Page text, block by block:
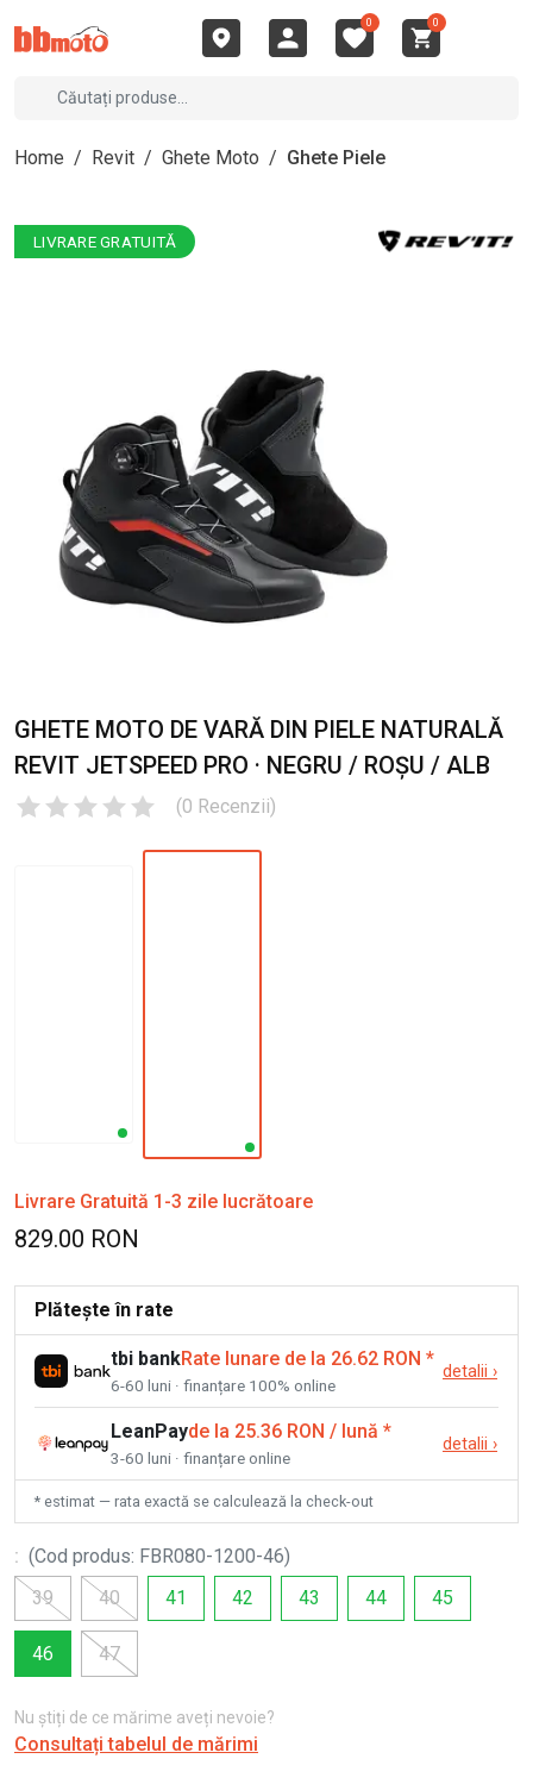
0 0
Home / Revit / Ghete Moto / Ghete Piele
LIVRARE GRATUITĂ
GHETE MOTO DE VARĂ DIN PIELE NATURALĂ
REVIT JETSPEED PRO · NEGRU / ROȘU / ALB
(0 Recenzii)
Livrare Gratuită 1-3 zile lucrătoare
829.00 RON
Plătește în rate
tbi bankRate lunare de la 26.62 RON *
6-60 luni · finanțare 100% online
detalii ›
LeanPayde la 25.36 RON / lună *
3-60 luni · finanțare online
detalii ›
* estimat — rata exactă se calculează la check-out
: (Cod produs: FBR080-1200-46)
39
40 41 42 43 44 45
46 47
Nu știți de ce mărime aveți nevoie?
Consultați tabelul de mărimi